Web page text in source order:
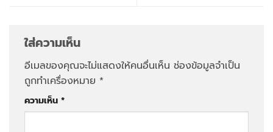
ใส่ความเห็น
อีเมลของคุณจะไม่แสดงให้คนอื่นเห็น ช่องข้อมูลจำเป็น
ถูกทำเครื่องหมาย *
ความเห็น *